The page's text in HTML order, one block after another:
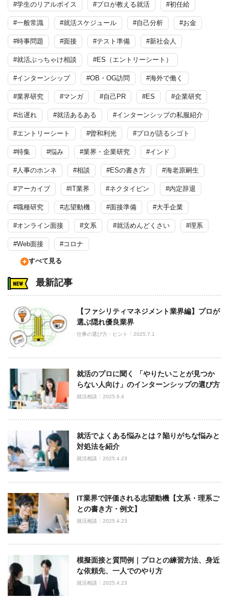
#学生のリアルボイス #プロが教える就活 #初任給
#一般常識 #就活スケジュール #自己分析 #お金
#時事問題 #面接 #テスト準備 #新社会人
#就活ぶっちゃけ相談 #ES（エントリーシート）
#インターンシップ #OB・OG訪問 #海外で働く
#業界研究 #マンガ #自己PR #ES #企業研究
#出遅れ #就活あるある #インターンシップの私服紹介
#エントリーシート #曽和利光 #プロが語るシゴト
#特集 #悩み #業界・企業研究 #インド
#人事のホンネ #相談 #ESの書き方 #海老原嗣生
#アーカイブ #IT業界 #ネクタイピン #内定辞退
#職種研究 #志望動機 #面接準備 #大手企業
#オンライン面接 #文系 #就活めんどくさい #理系
#Web面接 #コロナ
すべて見る
最新記事
【ファシリティマネジメント業界編】プロが
選ぶ隠れ優良業界
仕事の選び方・ヒント 2025.7.1
就活のプロに聞く 「やりたいことが見つか
らない人向け」のインターンシップの選び方
就活相談 2025.6.4
就活でよくある悩みとは？陥りがちな悩みと
対処法を紹介
就活相談 2025.4.23
IT業界で評価される志望動機【文系・理系ご
との書き方・例文】
就活相談 2025.4.23
模擬面接と質問例｜プロとの練習方法、身近
な依頼先、一人でのやり方
就活相談 2025.4.23